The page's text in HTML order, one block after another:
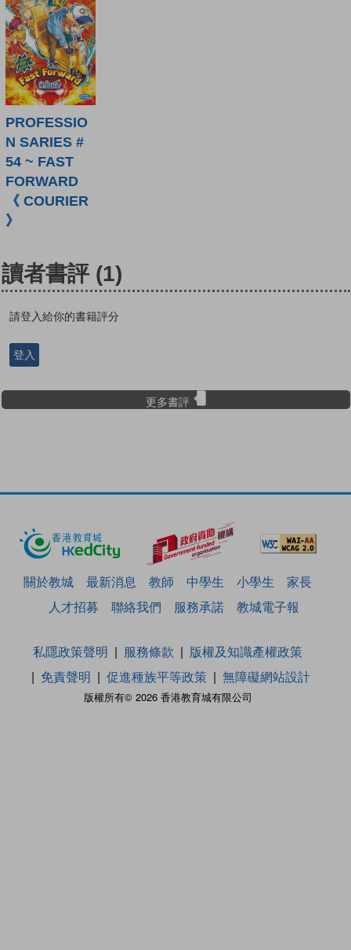
PROFESSIO
N SARIES #
54 ~ FAST
FORWARD
《 COURIER
》
讀者書評 (1)
請登入給你的書籍評分
登入
更多書評
關於教城 最新消息 教師 中學生 小學生
家長
人才招募
聯絡我們 服務承諾 教城電子報
版權所有© 2026 香港教育城有限公司
私隱政策聲明 服務條款
版權及知識產權政策
免責聲明
促進種族平等政策 無障礙網站設計